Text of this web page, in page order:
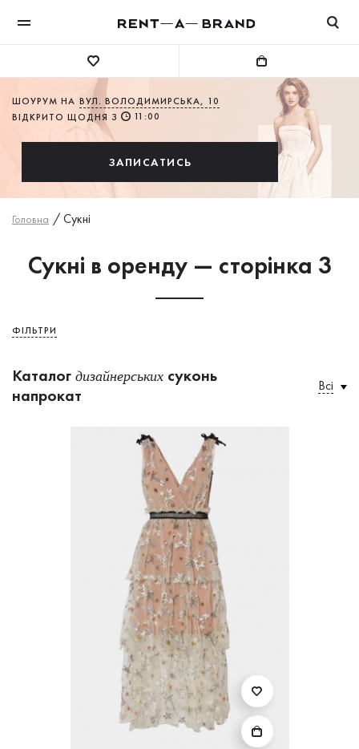
ШОУРУМ НА ВУЛ. ВОЛОДИМИРСЬКА, 10
ВІДКРИТО ЩОДНЯ З
11:00
ЗАПИСАТИСЬ
Головна /Сукнi
Сукні в оренду — сторінка 3
ФІЛЬТРИ
Каталог дизайнерських суконь
напрокат
Всі